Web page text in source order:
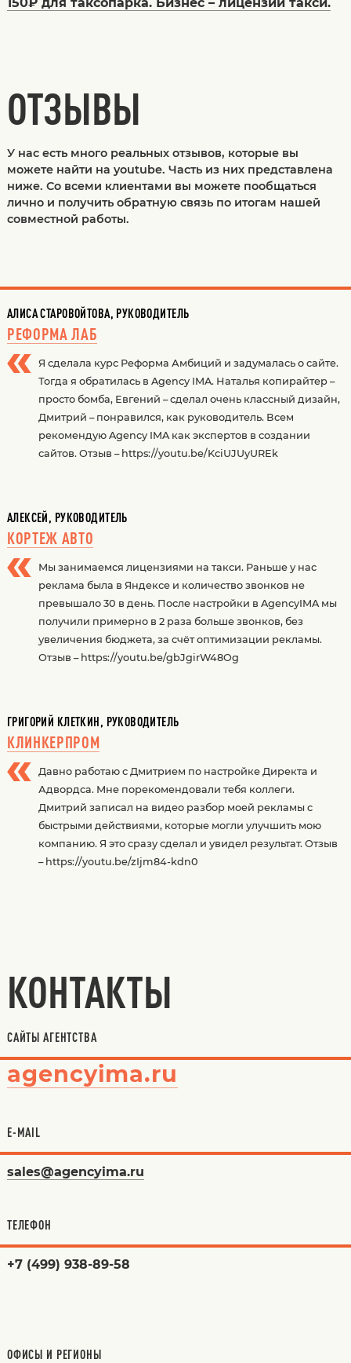
ОТЗЫВЫ
У нас есть много реальных отзывов, которые вы
можете найти на youtube. Часть из них представлена
ниже. Со всеми клиентами вы можете пообщаться
лично и получить обратную связь по итогам нашей
совместной работы.
АЛИСА СТАРОВОЙТОВА, РУКОВОДИТЕЛЬ
РЕФОРМА ЛАБ
Я сделала курс Реформа Амбиций и задумалась о сайте.
Тогда я обратилась в Agency IMA. Наталья копирайтер –
просто бомба, Евгений – сделал очень классный дизайн,
Дмитрий – понравился, как руководитель. Всем
рекомендую Agency IMA как экспертов в создании
сайтов. Отзыв – https://youtu.be/KciUJUyUREk
АЛЕКСЕЙ, РУКОВОДИТЕЛЬ
КОРТЕЖ АВТО
Мы занимаемся лицензиями на такси. Раньше у нас
реклама была в Яндексе и количество звонков не
превышало 30 в день. После настройки в AgencyIMA мы
получили примерно в 2 раза больше звонков, без
увеличения бюджета, за счёт оптимизации рекламы.
Отзыв – https://youtu.be/gbJgirW48Og
ГРИГОРИЙ КЛЕТКИН, РУКОВОДИТЕЛЬ
КЛИНКЕРПРОМ
Давно работаю с Дмитрием по настройке Директа и
Адвордса. Мне порекомендовали тебя коллеги.
Дмитрий записал на видео разбор моей рекламы с
быстрыми действиями, которые могли улучшить мою
компанию. Я это сразу сделал и увидел результат. Отзыв
– https://youtu.be/zIjm84-kdn0
КОНТАКТЫ
САЙТЫ АГЕНТСТВА
agencyima.ru
E-MAIL
sales@agencyima.ru
ТЕЛЕФОН
+7 (499) 938-89-58
ОФИСЫ И РЕГИОНЫ